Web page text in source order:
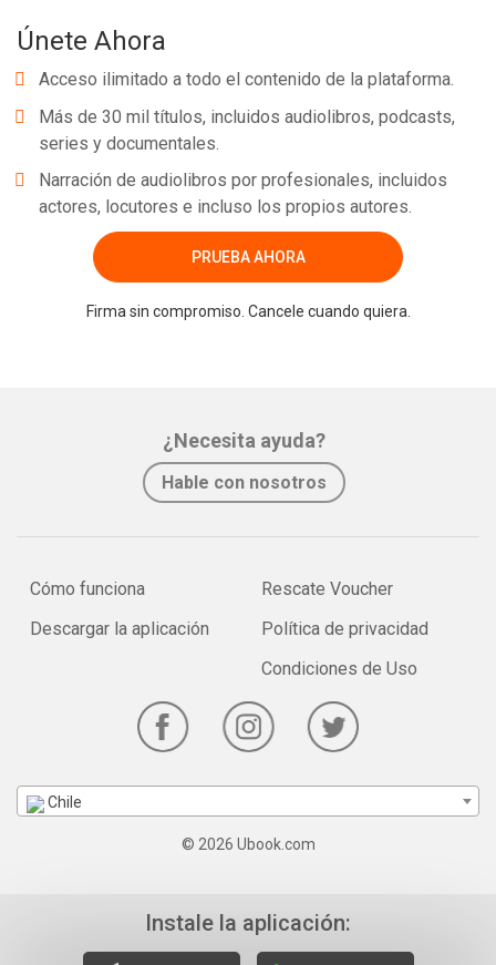
Únete Ahora
Acceso ilimitado a todo el contenido de la plataforma.
Más de 30 mil títulos, incluidos audiolibros, podcasts,
series y documentales.
Narración de audiolibros por profesionales, incluidos
actores, locutores e incluso los propios autores.
PRUEBA AHORA
Firma sin compromiso. Cancele cuando quiera.
¿Necesita ayuda?
Hable con nosotros
Cómo funciona
Descargar la aplicación
Rescate Voucher
Política de privacidad
Condiciones de Uso
Chile
© 2026 Ubook.com
Instale la aplicación: